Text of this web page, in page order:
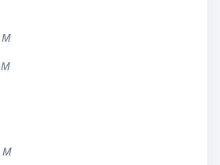
M
M
M